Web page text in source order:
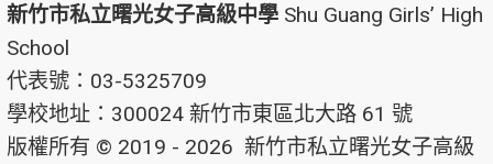
新竹市私立曙光女子高級中學 Shu Guang Girls’ High
School
代表號：03-5325709
學校地址：300024 新竹市東區北大路 61 號
版權所有 © 2019 - 2026 新竹市私立曙光女子高級